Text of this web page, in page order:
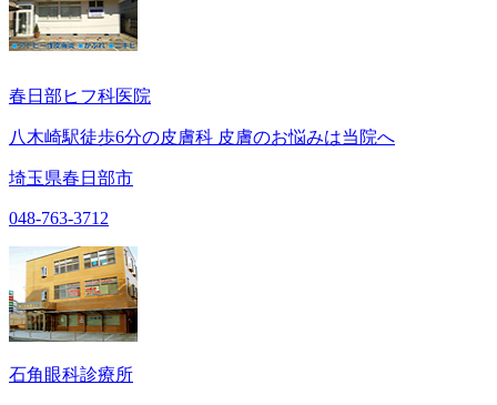
春日部ヒフ科医院
八木崎駅徒歩6分の皮膚科 皮膚のお悩みは当院へ
埼玉県春日部市
048-763-3712
石角眼科診療所